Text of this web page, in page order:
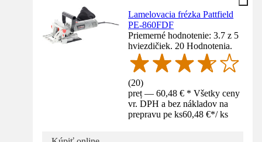
Lamelovacia frézka Pattfield
PE-860FDF
Priemerné hodnotenie: 3.7 z 5
hviezdičiek. 20 Hodnotenia.
(20)
preț — 60,48 € * Všetky ceny
vr. DPH a bez nákladov na
prepravu pe ks60,48 €*/ ks